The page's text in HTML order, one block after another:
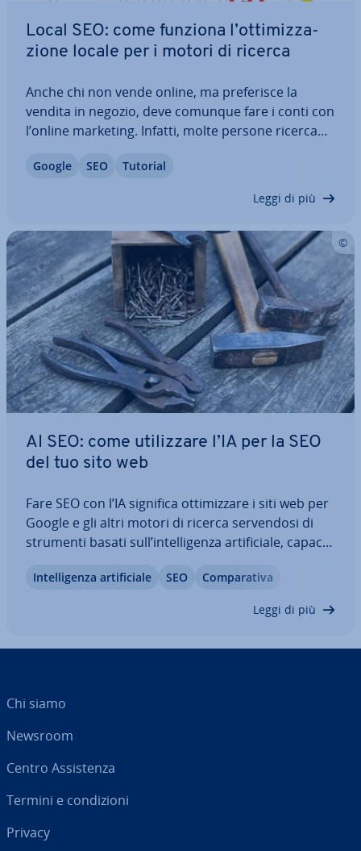
Local SEO: come funziona l’ot­ti­miz­za­
zio­ne locale per i motori di ricerca
Anche chi non vende online, ma pre­fe­ri­sce la
vendita in negozio, deve comunque fare i conti con
l’online marketing. Infatti, molte persone ricercano
non si compare tra i primi risultati di ricerca, si
Google SEO Tutorial
Leggi di più
AI SEO: come uti­liz­za­re l’IA per la SEO
del tuo sito web
Fare SEO con l’IA significa ot­ti­miz­za­re i siti web per
Google e gli altri motori di ricerca ser­ven­do­si di
strumenti basati sull’in­tel­li­gen­za ar­ti­fi­cia­le, capaci
no­lo­gia. In questo articolo trattiamo gli ambiti in
In­tel­li­gen­za ar­ti­fi­cia­le SEO Com­pa­ra­ti­va
Leggi di più
Chi siamo
Newsroom
Centro As­si­sten­za
Termini e con­di­zio­ni
Privacy